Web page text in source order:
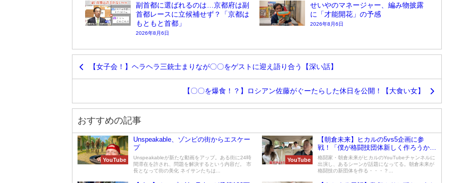
副首都に選ばれるのは…京都府は副
首都レースに立候補せず？「京都は
もともと首都」
2026年8月6日
せいやのマネージャー、編み物披露
に「才能開花」の予感
2026年8月6日
【女子会！】ヘラヘラ三銃士まりなが〇〇をゲストに迎え語り合う【深い話】
【〇〇を爆食！？】ロシアン佐藤がぐーたらした休日を公開！【大食い女】
おすすめの記事
YouTube
Unspeakable、ゾンビの街からエスケー
プ
Unspeakableが新たな動画をアップ。ある街に24時
間滞在を許され、問題を解決するという内容だ。 市
長となって街の美化 ネイサンたちは...
YouTube
【朝倉未来】ヒカルの5vs5企画に参
戦！「僕が格闘技団体新しく作ろうか
な」
格闘家・朝倉未来がヒカルのYouTubeチャンネルに
出演し、あるシーンが話題になってる。朝倉未来が
格闘技の新団体を作る・・・？...